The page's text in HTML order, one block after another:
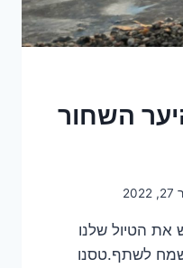
השחור
את הטיול שלנו
2022), אשמח לשתף.טסנו